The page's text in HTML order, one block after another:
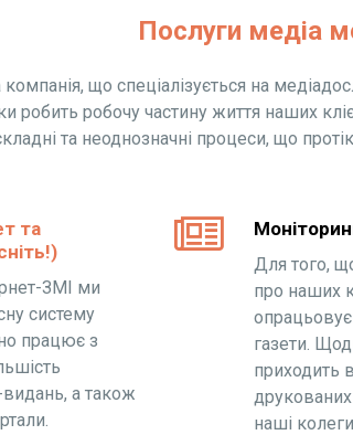
Послуги медіа
що спеціалізується на
робить робочу частину життя наших
та неоднозначні процеси, що
та
ЗМІ ми
систему
працює з
видань, а також
Для того,
про наших
газети.
приходить
друкованих
наші